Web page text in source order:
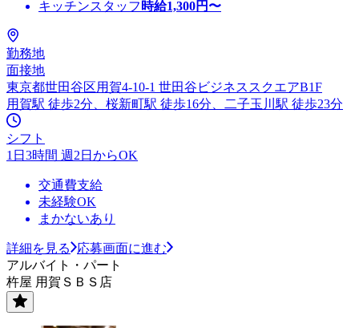
キッチンスタッフ 時給1,300円〜
勤務地
面接地
東京都世田谷区用賀4-10-1 世田谷ビジネススクエアB1F
用賀駅 徒歩2分、桜新町駅 徒歩16分、二子玉川駅 徒歩23分
シフト
1日3時間 週2日からOK
交通費支給
未経験OK
まかないあり
詳細を見る
応募画面に進む
アルバイト・パート
杵屋 用賀ＳＢＳ店